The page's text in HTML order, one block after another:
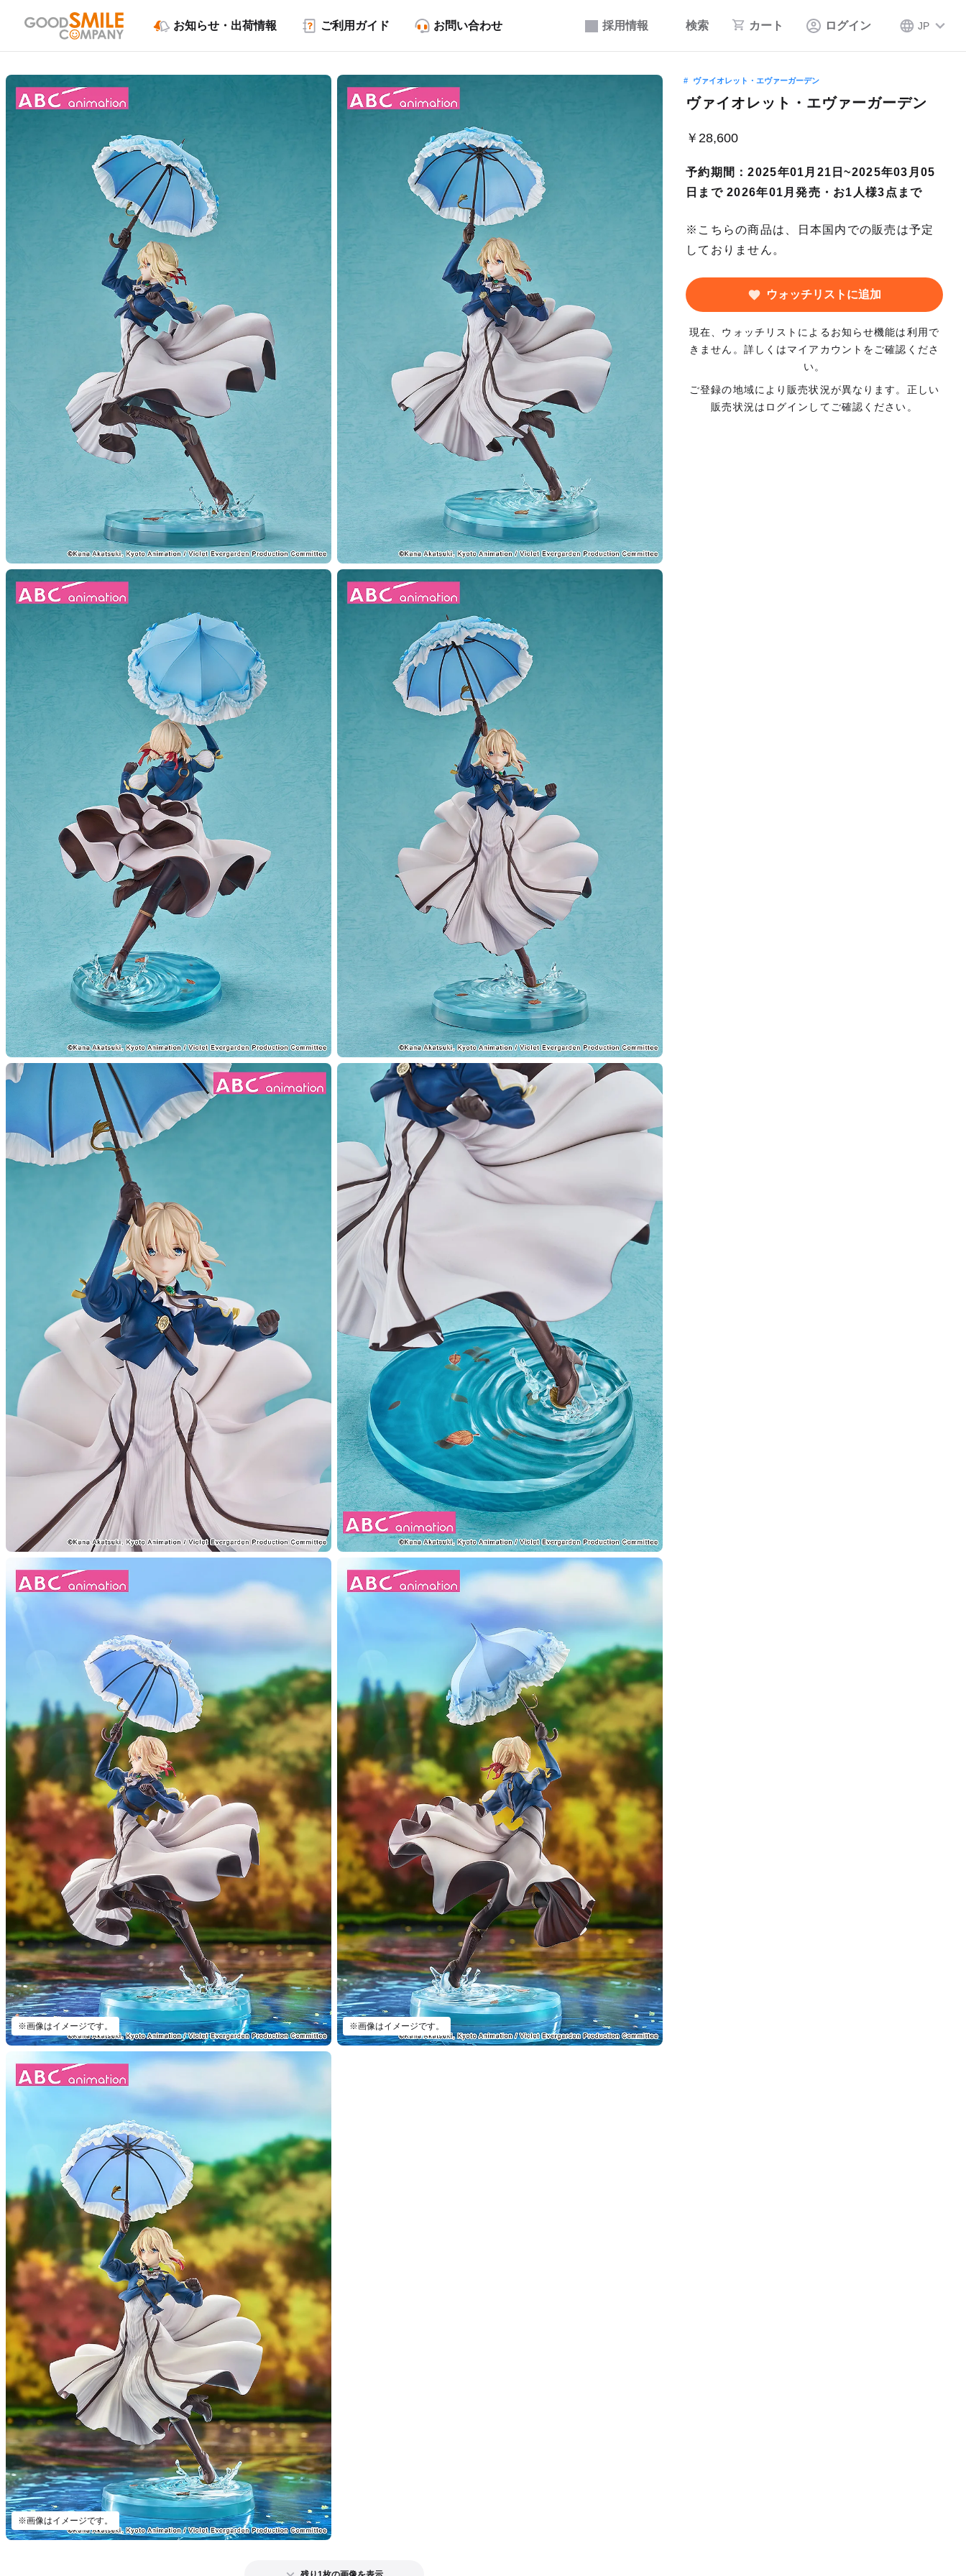
採用情報 検索 カート ログイン JP
お知らせ・出荷情報 ご利用ガイド お問い合わせ
※画像はイメージです。 ※画像はイメージです。
※画像はイメージです。
ヴァイオレット・エヴァーガーデン
ヴァイオレット・エヴァーガーデン
￥28,600
予約期間：2025年01月21日~2025年03月05
日まで 2026年01月発売・お1人様3点まで
※こちらの商品は、日本国内での販売は予定
しておりません。
ウォッチリストに追加
現在、ウォッチリストによるお知らせ機能は利用で
きません。詳しくはマイアカウントをご確認くださ
い。
ご登録の地域により販売状況が異なります。正しい
販売状況はログインしてご確認ください。